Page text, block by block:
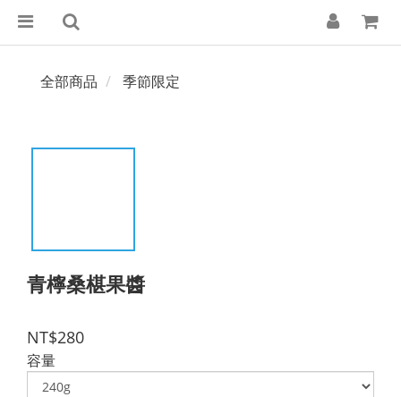
全部商品 季節限定
青檸桑椹果醬
NT$280
容量